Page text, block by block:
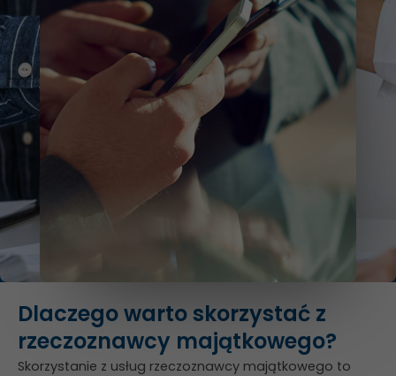
Dlaczego warto skorzystać z
rzeczoznawcy majątkowego?
Skorzystanie z usług rzeczoznawcy majątkowego to